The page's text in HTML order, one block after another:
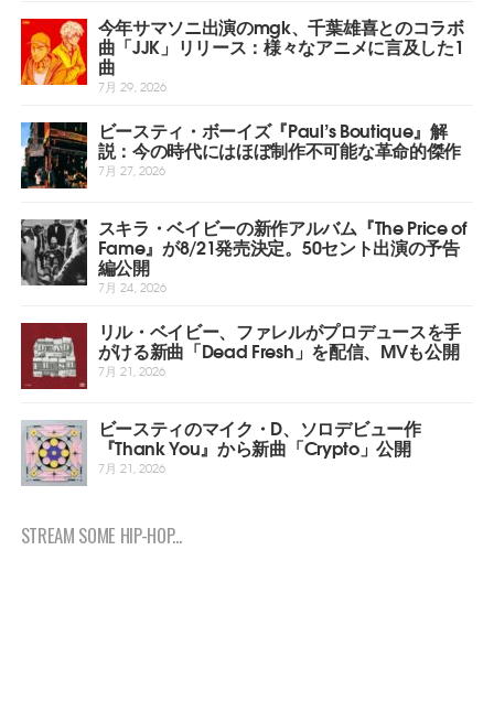
今年サマソニ出演のmgk、千葉雄喜とのコラボ
曲「JJK」リリース：様々なアニメに言及した1
曲
7月 29, 2026
ビースティ・ボーイズ『Paul’s Boutique』解
説：今の時代にはほぼ制作不可能な革命的傑作
7月 27, 2026
スキラ・ベイビーの新作アルバム『The Price of
Fame』が8/21発売決定。50セント出演の予告
編公開
7月 24, 2026
リル・ベイビー、ファレルがプロデュースを手
がける新曲「Dead Fresh」を配信、MVも公開
7月 21, 2026
ビースティのマイク・D、ソロデビュー作
『Thank You』から新曲「Crypto」公開
7月 21, 2026
STREAM SOME HIP-HOP...